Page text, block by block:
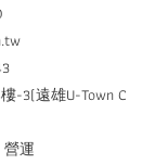
-3(遠雄U-Town C
營運